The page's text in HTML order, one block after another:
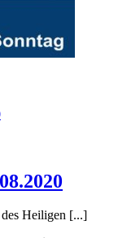
des Heiligen [...]